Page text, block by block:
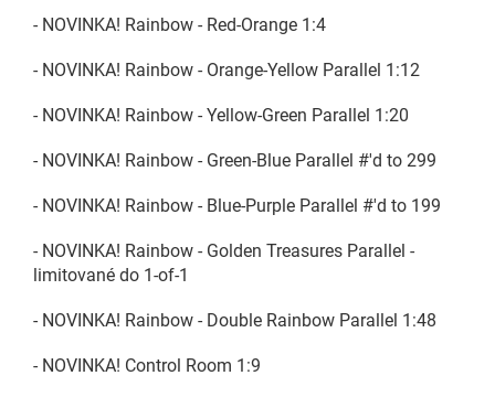
- NOVINKA! Rainbow - Red-Orange 1:4
- NOVINKA! Rainbow - Orange-Yellow Parallel 1:12
- NOVINKA! Rainbow - Yellow-Green Parallel 1:20
- NOVINKA! Rainbow - Green-Blue Parallel #'d to 299
- NOVINKA! Rainbow - Blue-Purple Parallel #'d to 199
- NOVINKA! Rainbow - Golden Treasures Parallel -
limitované do 1-of-1
- NOVINKA! Rainbow - Double Rainbow Parallel 1:48
- NOVINKA! Control Room 1:9